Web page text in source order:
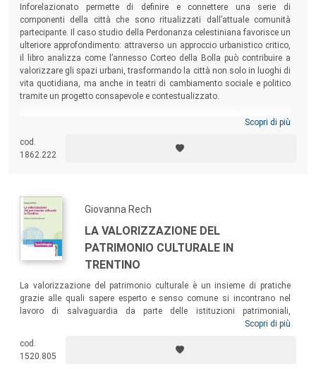
Inforelazionato permette di definire e connettere una serie di
componenti della città che sono ritualizzati dall’attuale comunità
partecipante. Il caso studio della Perdonanza celestiniana favorisce un
ulteriore approfondimento: attraverso un approccio urbanistico critico,
il libro analizza come l’annesso Corteo della Bolla può contribuire a
valorizzare gli spazi urbani, trasformando la città non solo in luoghi di
vita quotidiana, ma anche in teatri di cambiamento sociale e politico
tramite un progetto consapevole e contestualizzato.
Scopri di più
cod.
1862.222
Giovanna Rech
LA VALORIZZAZIONE DEL
PATRIMONIO CULTURALE IN
TRENTINO
La valorizzazione del patrimonio culturale è un insieme di pratiche
grazie alle quali sapere esperto e senso comune si incontrano nel
lavoro di salvaguardia da parte delle istituzioni patrimoniali,
nell’esposizione museale, nelle rivendicazioni delle diverse comunità
sociali del patrimonio culturale in Trentino, a partire dall’esperienza
degli attori sociali e dai documenti istituzionali prodotti nell’ambito
Scopri di più
cod.
1520.805